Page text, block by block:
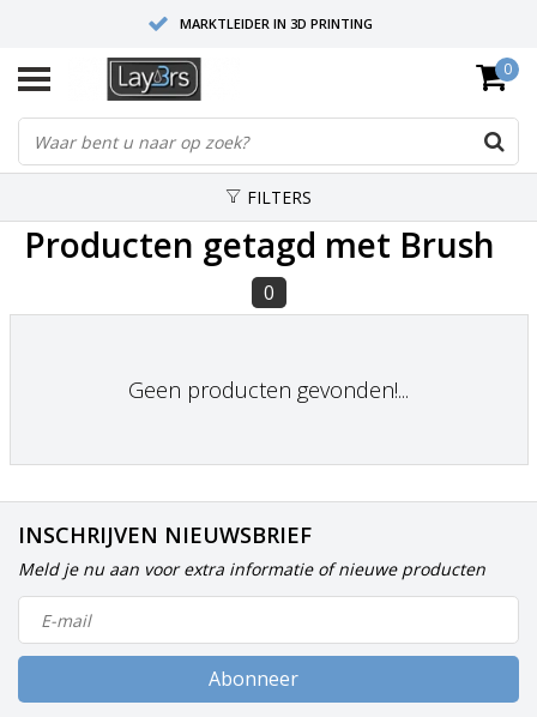
MARKTLEIDER IN 3D PRINTING
HOOGWAARDIGE SERVICE EN SUPPORT
FYSIEKE SHOWROOMS
0
FILTERS
Producten getagd met Brush
0
Geen producten gevonden!...
INSCHRIJVEN NIEUWSBRIEF
Meld je nu aan voor extra informatie of nieuwe producten
Abonneer